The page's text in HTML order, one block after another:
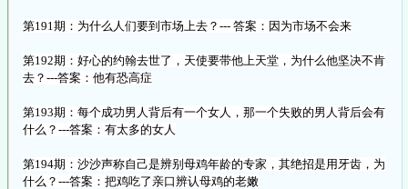
第191期：为什么人们要到市场上去？--- 答案：因为市场不会来
第192期：好心的约翰去世了，天使要带他上天堂，为什么他坚决不肯
去？---答案：他有恐高症
第193期：每个成功男人背后有一个女人，那一个失败的男人背后会有
什么？---答案：有太多的女人
第194期：沙沙声称自己是辨别母鸡年龄的专家，其绝招是用牙齿，为
什么？---答案：把鸡吃了亲口辨认母鸡的老嫩